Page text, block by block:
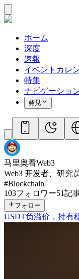
ホーム
深度
速報
イベントカレ
特集
ナビゲーショ
発見
马里奥看Web3
Web3 开发者、研究
#Blockchain
103フォロワー51記
フォロー
USDT负溢价，持有